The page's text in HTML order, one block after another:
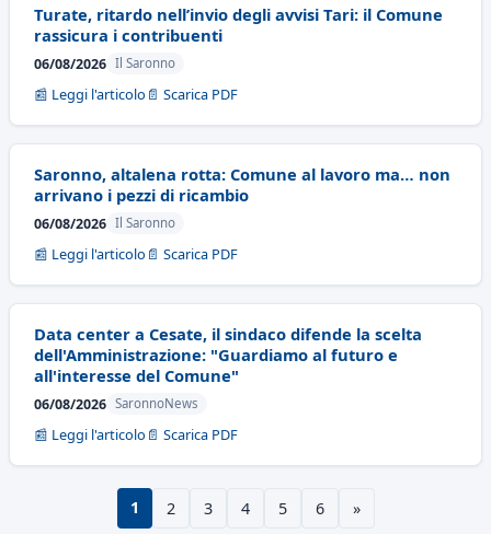
Turate, ritardo nell’invio degli avvisi Tari: il Comune
rassicura i contribuenti
06/08/2026 Il Saronno
📰 Leggi l'articolo 📄 Scarica PDF
Saronno, altalena rotta: Comune al lavoro ma… non
arrivano i pezzi di ricambio
06/08/2026 Il Saronno
📰 Leggi l'articolo 📄 Scarica PDF
Data center a Cesate, il sindaco difende la scelta
dell'Amministrazione: "Guardiamo al futuro e
all'interesse del Comune"
06/08/2026 SaronnoNews
📰 Leggi l'articolo 📄 Scarica PDF
1 2 3 4 5 6 »